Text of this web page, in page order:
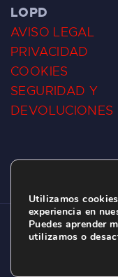
LOPD
AVISO LEGAL
PRIVACIDAD
COOKIES
SEGURIDAD Y
DEVOLUCIONES
CLUB DE SURF
C/ BERNARDO
Utilizamos
experiencia en
Puedes aprender
utilizamos o